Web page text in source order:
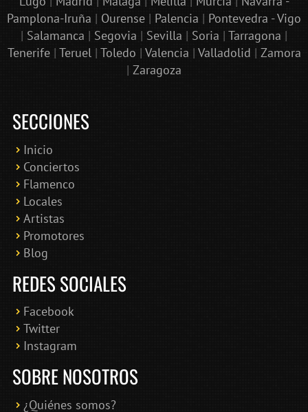
Pamplona-Iruña | Ourense | Palencia | Pontevedra - Vigo
| Salamanca | Segovia | Sevilla | Soria | Tarragona |
Tenerife| Teruel| Toledo | Valencia | Valladolid | Zamora
| Zaragoza
SECCIONES
Inicio
Conciertos
Flamenco
Locales
Artistas
Promotores
Blog
REDES SOCIALES
Facebook
Twitter
Instagram
SOBRE NOSOTROS
¿Quiénes somos?